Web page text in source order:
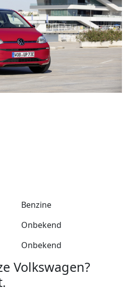
Benzine
Onbekend
Onbekend
Volkswagen?
.